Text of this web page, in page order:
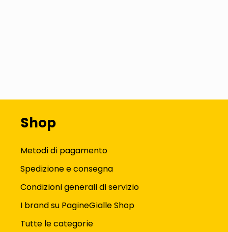
Shop
Metodi di pagamento
Spedizione e consegna
Condizioni generali di servizio
I brand su PagineGialle Shop
Tutte le categorie